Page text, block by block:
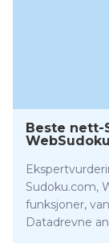
Beste nett-
Sudoku.com,
funksjoner,
Datadrevne